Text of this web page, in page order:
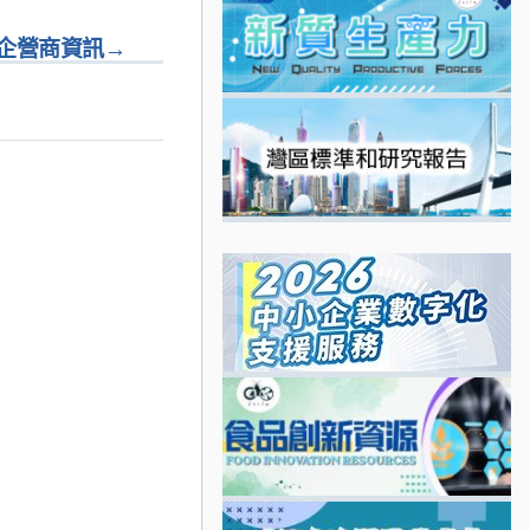
→
營商資訊